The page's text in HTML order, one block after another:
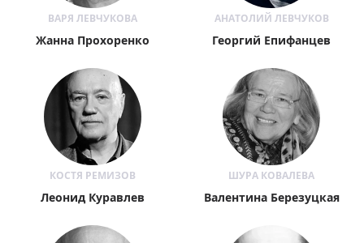
ВАРЯ ЛЕВЧУКОВА
Жанна Прохоренко
АНАТОЛИЙ ЛЕВЧУКОВ
Георгий Епифанцев
КОСТЯ РЕМИЗОВ
Леонид Куравлев
ШУРА КОВАЛЕВА
Валентина Березуцкая